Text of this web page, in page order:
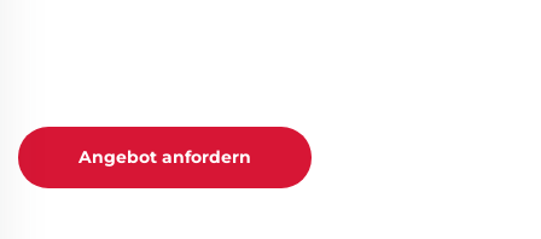
Angebot anfordern